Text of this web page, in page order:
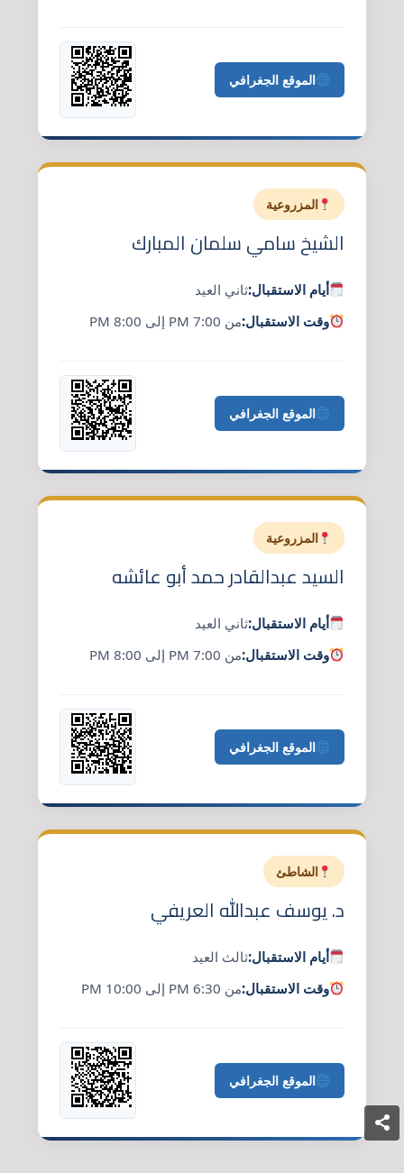
الموقع الجغرافي
المزروعية
الشيخ سامي سلمان المبارك
أيام الاستقبال:ثاني العيد
وقت الاستقبال:من 7:00 PM إلى 8:00 PM
الموقع الجغرافي
المزروعية
السيد عبدالقادر حمد أبو عائشه
أيام الاستقبال:ثاني العيد
وقت الاستقبال:من 7:00 PM إلى 8:00 PM
الموقع الجغرافي
الشاطئ
د. يوسف عبدالله العريفي
أيام الاستقبال:ثالث العيد
وقت الاستقبال:من 6:30 PM إلى 10:00 PM
الموقع الجغرافي